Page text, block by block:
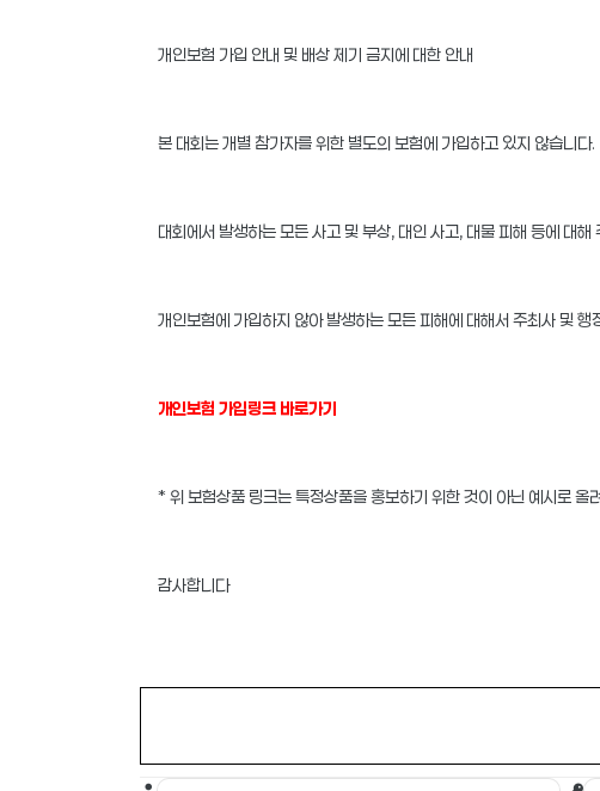
개인보험 가입 안내 및 배상 제기 금지에 대한 안내
본 대회는 개별 참가자를 위한 별도의 보험에 가입하고 있지 않습니다.
대회에서 발생하는 모든 사고 및 부상, 대인 사고, 대물 피해 등에 대
개인보험에 가입하지 않아 발생하는 모든 피해에 대해서 주최사 및
개인보험 가입링크 바로가기
* 위 보험상품 링크는 특정상품을 홍보하기 위한 것이 아닌 예시로
감사합니다